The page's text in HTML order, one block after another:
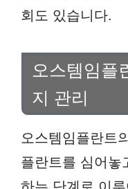
회도 있습니다.
오스템임플
지 관리
오스템임플란트
플란트를 심어놓